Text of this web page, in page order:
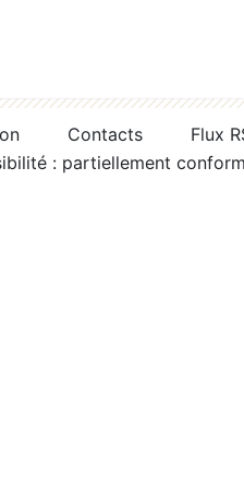
Contacts
Flux
: partiellement